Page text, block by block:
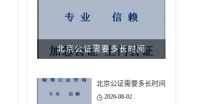
北京公证需要多长时间
北京公证需要多长时间
2026-08-02